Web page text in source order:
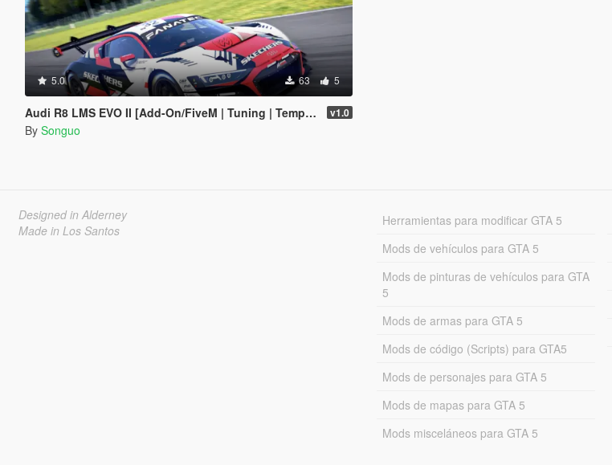
5.0 63 5
Audi R8 LMS EVO II [Add-On/FiveM | Tuning | Template] v1.0
By Songuo
Designed in Alderney
Made in Los Santos
Herramientas para modificar GTA 5
Mods de vehículos para GTA 5
Mods de pinturas de vehículos para GTA
5
Mods de armas para GTA 5
Mods de código (Scripts) para GTA5
Mods de personajes para GTA 5
Mods de mapas para GTA 5
Mods misceláneos para GTA 5